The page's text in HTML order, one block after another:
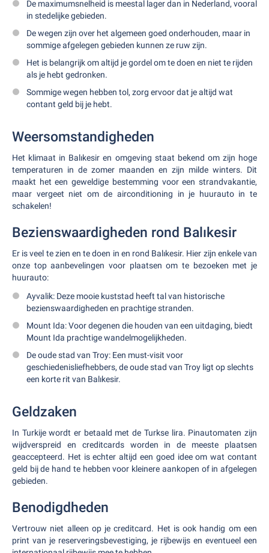
De maximumsnelheid is meestal lager dan in Nederland, vooral
in stedelijke gebieden.
De wegen zijn over het algemeen goed onderhouden, maar in
sommige afgelegen gebieden kunnen ze ruw zijn.
Het is belangrijk om altijd je gordel om te doen en niet te rijden
als je hebt gedronken.
Sommige wegen hebben tol, zorg ervoor dat je altijd wat
contant geld bij je hebt.
Weersomstandigheden
Het klimaat in Balıkesir en omgeving staat bekend om zijn hoge
temperaturen in de zomer maanden en zijn milde winters. Dit
maakt het een geweldige bestemming voor een strandvakantie,
maar vergeet niet om de airconditioning in je huurauto in te
schakelen!
Bezienswaardigheden rond Balıkesir
Er is veel te zien en te doen in en rond Balıkesir. Hier zijn enkele van
onze top aanbevelingen voor plaatsen om te bezoeken met je
huurauto:
Ayvalik: Deze mooie kuststad heeft tal van historische
bezienswaardigheden en prachtige stranden.
Mount Ida: Voor degenen die houden van een uitdaging, biedt
Mount Ida prachtige wandelmogelijkheden.
De oude stad van Troy: Een must-visit voor
geschiedenisliefhebbers, de oude stad van Troy ligt op slechts
een korte rit van Balıkesir.
Geldzaken
In Turkije wordt er betaald met de Turkse lira. Pinautomaten zijn
wijdverspreid en creditcards worden in de meeste plaatsen
geaccepteerd. Het is echter altijd een goed idee om wat contant
geld bij de hand te hebben voor kleinere aankopen of in afgelegen
gebieden.
Benodigdheden
Vertrouw niet alleen op je creditcard. Het is ook handig om een
print van je reserveringsbevestiging, je rijbewijs en eventueel een